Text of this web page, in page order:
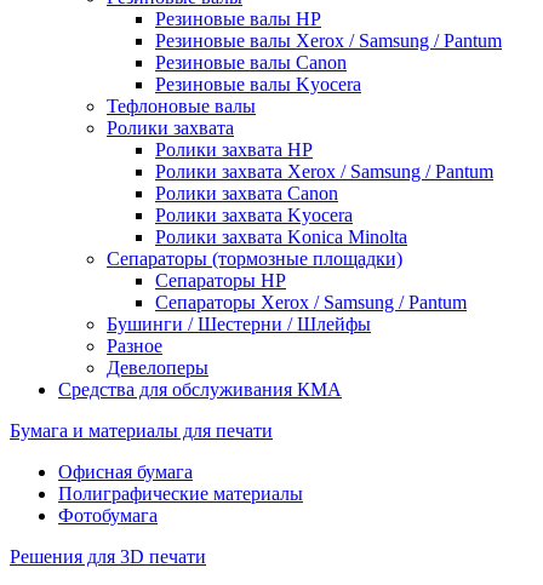
Резиновые валы HP
Резиновые валы Xerox / Samsung / Pantum
Резиновые валы Canon
Резиновые валы Kyocera
Тефлоновые валы
Ролики захвата
Ролики захвата HP
Ролики захвата Xerox / Samsung / Pantum
Ролики захвата Canon
Ролики захвата Kyocera
Ролики захвата Konica Minolta
Сепараторы (тормозные площадки)
Сепараторы HP
Сепараторы Xerox / Samsung / Pantum
Бушинги / Шестерни / Шлейфы
Разное
Девелоперы
Средства для обслуживания КМА
Бумага и материалы для печати
Офисная бумага
Полиграфические материалы
Фотобумага
Решения для 3D печати